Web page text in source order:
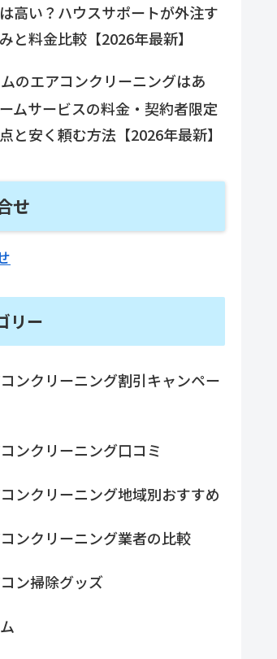
高い？ハウスサポートが外注す
と料金比較【2026年最新】
のエアコンクリーニングはあ
ムサービスの料金・契約者限定
と安く頼む方法【2026年最新】
せ
リー
ンクリーニング割引キャンペー
ンクリーニング口コミ
ンクリーニング地域別おすすめ
ンクリーニング業者の比較
ン掃除グッズ